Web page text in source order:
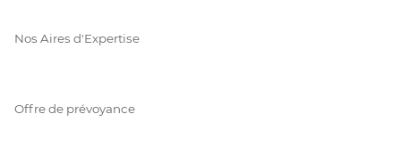
Nos Aires d'Expertise
Offre de prévoyance